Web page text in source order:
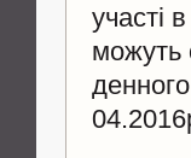
участі
можуть